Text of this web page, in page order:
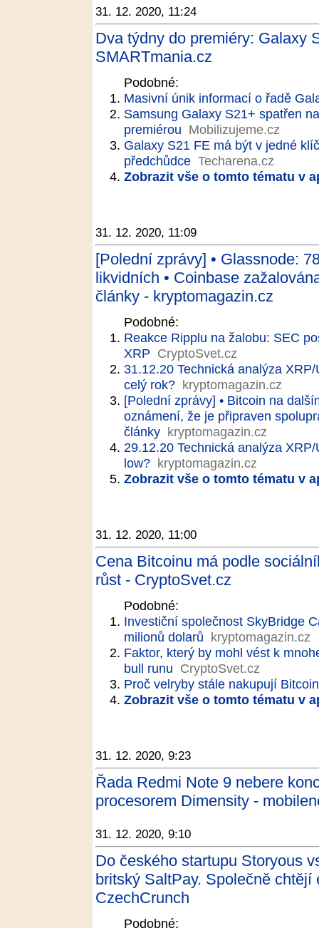
31. 12. 2020, 11:24
Dva týdny do premiéry: Galaxy
SMARTmania.cz
Podobné:
Masivní únik informací o řadě
Samsung Galaxy S21+ spatřen
premiérou Mobilizujeme.cz
Galaxy S21 FE má být v jedné
předchůdce Techarena.cz
Zobrazit vše o tomto tématu v
31. 12. 2020, 11:09
[Polední zprávy] • Glassnode:
likvidních • Coinbase
články - kryptomagazin.cz
Podobné:
Reakce Ripplu na žalobu: SEC
XRP CryptoSvet.cz
31.12.20 Technická analýza
celý rok? kryptomagazin.cz
[Polední zprávy] • Bitcoin na
oznámení, že je připraven
články kryptomagazin.cz
29.12.20 Technická analýza
low? kryptomagazin.cz
Zobrazit vše o tomto tématu v
31. 12. 2020, 11:00
Cena Bitcoinu má podle
růst - CryptoSvet.cz
Podobné:
Investiční společnost SkyBridge
milionů dolarů kryptomagazin.cz
Faktor, který by mohl vést k
bull runu CryptoSvet.cz
Proč velryby stále nakupují
Zobrazit vše o tomto tématu v
31. 12. 2020, 9:23
Řada Redmi Note 9 nebere
procesorem Dimensity -
31. 12. 2020, 9:10
Do českého startupu Storyous
britský SaltPay. Společně chtějí
CzechCrunch
Podobné: